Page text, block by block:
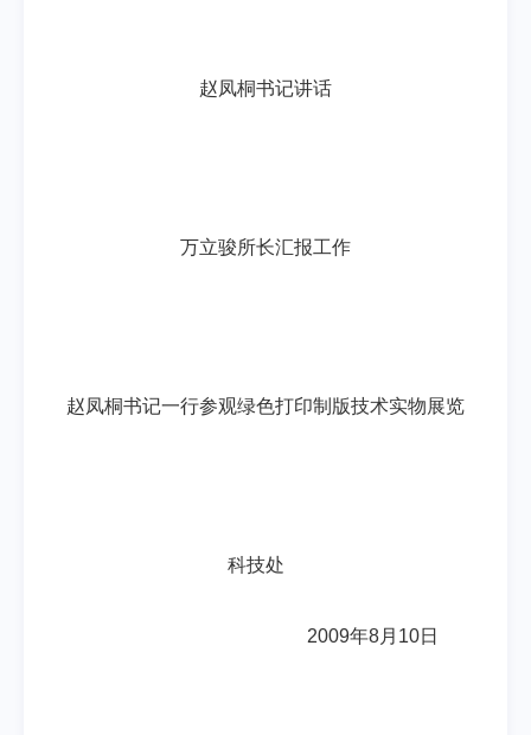
赵凤桐书记讲话
万立骏所长汇报工作
赵凤桐书记一行参观绿色打印制版技术实物展览
科技处
2009年8月10日